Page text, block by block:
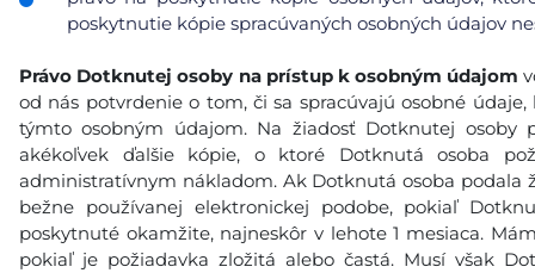
poskytnutie kópie spracúvaných osobných údajov
Právo Dotknutej osoby na prístup k osobným údajom
od nás potvrdenie o tom, či sa spracúvajú osobné
týmto osobným údajom. Na žiadosť Dotknutej osoby
akékoľvek ďalšie kópie, o ktoré Dotknutá osoba
administratívnym nákladom. Ak Dotknutá osoba
bežne používanej elektronickej podobe, pokiaľ
poskytnuté okamžite, najneskôr v lehote 1 mesiaca.
pokiaľ je požiadavka zložitá alebo častá. Musí však